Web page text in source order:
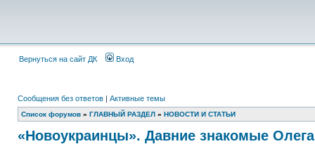
Вернуться на сайт ДК Вход
Сообщения без ответов | Активные темы
Список форумов » ГЛАВНЫЙ РАЗДЕЛ » НОВОСТИ И СТАТЬИ
«Новоукраинцы». Давние знакомые